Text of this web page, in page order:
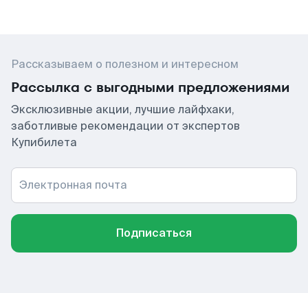
Рассказываем о полезном и интересном
Рассылка с выгодными предложениями
Эксклюзивные акции, лучшие лайфхаки,
заботливые рекомендации от экспертов
Купибилета
Электронная почта
Подписаться